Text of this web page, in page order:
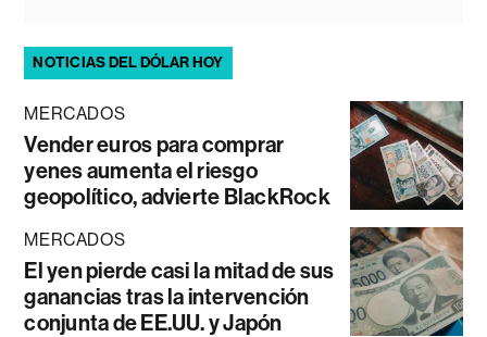
NOTICIAS DEL DÓLAR HOY
MERCADOS
Vender euros para comprar
yenes aumenta el riesgo
geopolítico, advierte BlackRock
MERCADOS
El yen pierde casi la mitad de sus
ganancias tras la intervención
conjunta de EE.UU. y Japón